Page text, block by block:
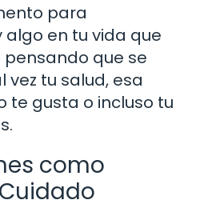
para
algo en tu vida que
que se
vez tu salud, esa
te gusta o incluso tu
como